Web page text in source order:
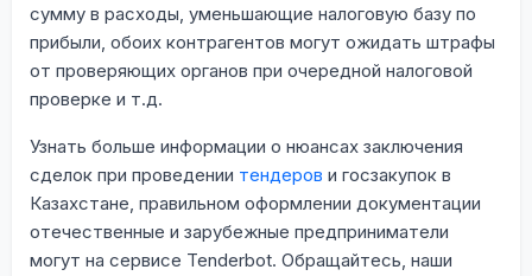
сумму в расходы, уменьшающие налоговую базу по
прибыли, обоих контрагентов могут ожидать штрафы
от проверяющих органов при очередной налоговой
проверке и т.д.
Узнать больше информации о нюансах заключения
сделок при проведении тендеров и госзакупок в
Казахстане, правильном оформлении документации
отечественные и зарубежные предприниматели
могут на сервисе Tenderbot. Обращайтесь, наши